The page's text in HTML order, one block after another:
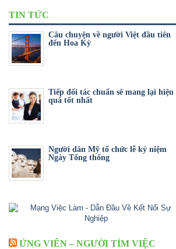
TIN TỨC
Câu chuyện về người Việt đầu tiên
đến Hoa Kỳ
Tiếp đối tác chuẩn sẽ mang lại hiệu
quả tốt nhất
Người dân Mỹ tổ chức lễ kỷ niệm
Ngày Tổng thống
ỨNG VIÊN – NGƯỜI TÌM VIỆC